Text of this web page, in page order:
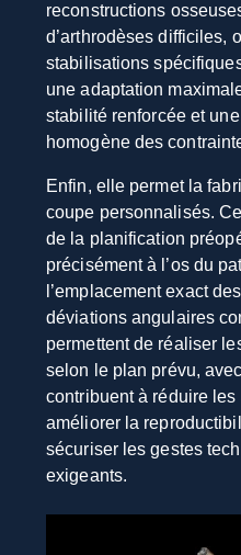
reconstructions
d’arthrodèses difficiles,
stabilisations
une adaptation
stabilité renforcée et
homogène des
Enfin, elle permet la
coupe personnalisés.
de la planification
précisément à l’os du
l’emplacement exact
déviations angulaires
permettent de réaliser
selon le plan prévu,
contribuent à réduire
améliorer la
sécuriser les gestes
exigeants.